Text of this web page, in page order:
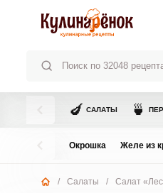
🍆 САЛАТЫ 🍵
Окрошка Желе из
/ Салаты / Салат